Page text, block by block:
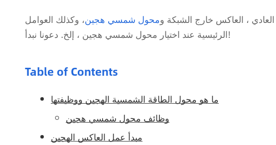
، العاكس خارج الشبكة ومحول شمسي هجين، وكذلك العوامل
الرئيسية عند اختيار محول شمسي هجين ، إلخ. دعونا نبدأ!
Table of Contents
ما هو محول الطاقة الشمسية الهجين ووظيفتها
وظائف محول شمسي هجين
مبدأ عمل العاكس الهجين